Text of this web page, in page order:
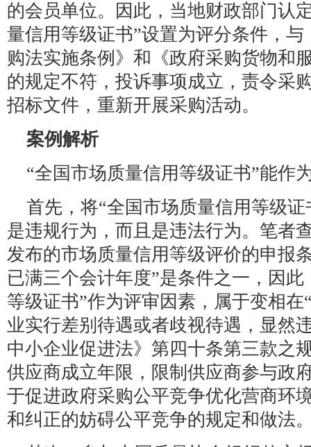
的会员单位。因此，当地财政部门认
量信用等级证书”设置为评分条件，
购法实施条例》和《政府采购货物和
的规定不符，投诉事项成立，责令采
招标文件，重新开展采购活动。
案例解析
“全国市场质量信用等级证书”能作
首先，将“全国市场质量信用等级
是违规行为，而且是违法行为。笔者
发布的市场质量信用等级评价的申报
已满三个会计年度”是条件之一，因
等级证书”作为评审因素，属于变相
业实行差别待遇或者歧视待遇，显然
中小企业促进法》第四十条第三款之
供应商成立年限，限制供应商参与政
于促进政府采购公平竞争优化营商环
和纠正的妨碍公平竞争的规定和做法